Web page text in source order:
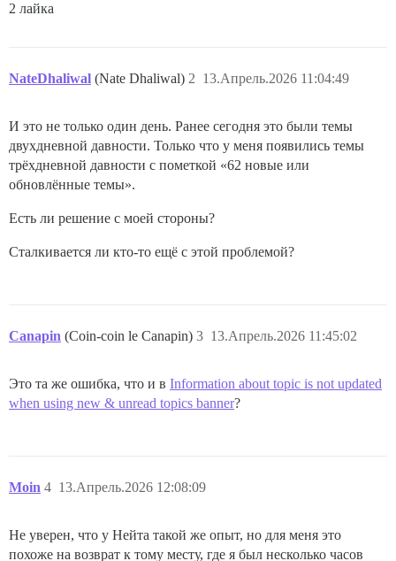
2 лайка
NateDhaliwal (Nate Dhaliwal) 13.Апрель.2026 11:04:49
2
И это не только один день. Ранее сегодня это были темы
двухдневной давности. Только что у меня появились темы
трёхдневной давности с пометкой «62 новые или
обновлённые темы».
Есть ли решение с моей стороны?
Сталкивается ли кто-то ещё с этой проблемой?
Canapin (Coin-coin le Canapin) 13.Апрель.2026 11:45:02
3
Это та же ошибка, что и в Information about topic is not updated
when using new & unread topics banner?
Moin 13.Апрель.2026 12:08:09
4
Не уверен, что у Нейта такой же опыт, но для меня это
похоже на возврат к тому месту, где я был несколько часов